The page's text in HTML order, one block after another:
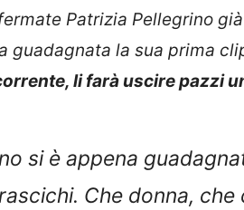
Patrizia Pellegrino
guadagnata la sua prima
li farà uscire pazzi
si è appena
Che donna,